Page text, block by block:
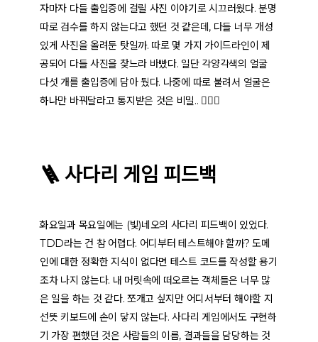
자마자 다들 출입증에 걸릴 사진 이야기로 시끄러웠다. 분명
따로 검수를 하지 않는다고 했던 것 같은데, 다들 너무 개성
있게 사진을 올려둔 탓일까. 따로 몇 가지 가이드라인이 제
공되어 다들 사진을 찾느라 바빴다. 일단 각양각색의 얼굴
다섯 개를 출입증에 담아 뒀다. 나중에 따로 불려서 얼굴은
하나만 바꿔달라고 통지받은 것은 비밀.. 👮🏻‍♂️
🪜 사다리 게임 피드백
화요일과 목요일에는 (빛)네오의 사다리 피드백이 있었다.
TDD라는 건 참 어렵다. 어디부터 테스트해야 할까? 도메
인에 대한 정확한 지식이 없다면 테스트 코드를 작성할 용기
조차 나지 않는다. 내 머릿속에 떠오르는 객체들은 너무 많
은 일을 하는 것 같다. 쪼개고 싶지만 어디서부터 해야할 지
선뜻 키보드에 손이 닿지 않는다. 사다리 게임에서도 구현하
기 가장 편했던 것은 사람들의 이름, 결과들을 담당하는 것